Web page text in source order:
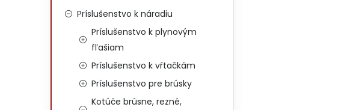
Príslušenstvo k náradiu
Príslušenstvo k plynovým
fľašiam
Príslušenstvo k vŕtačkám
Príslušenstvo pre brúsky
Kotúče brúsne, rezné,